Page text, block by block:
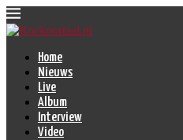
Home
Nieuws
Live
Album
Interview
Video